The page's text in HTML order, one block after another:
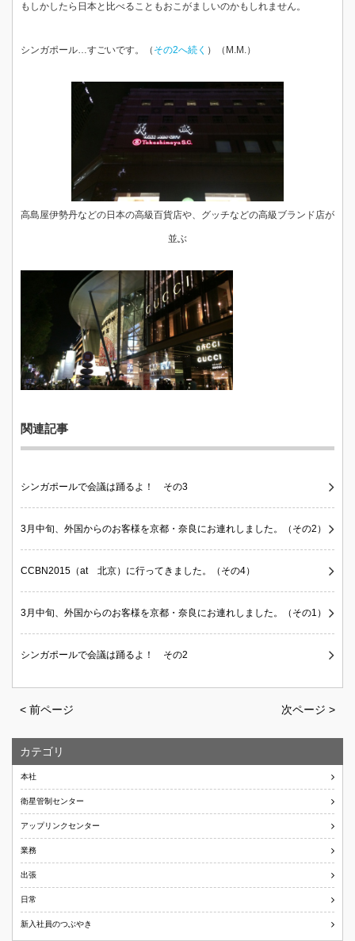
もしかしたら日本と比べることもおこがましいのかもしれません。
シンガポール…すごいです。（ その2へ続く ）（M.M.）
高島屋伊勢丹などの日本の高級百貨店や、グッチなどの高級ブランド店が
並ぶ
関連記事
シンガポールで会議は踊るよ！ その3
3月中旬、外国からのお客様を京都・奈良にお連れしました。（その2）
CCBN2015（at 北京）に行ってきました。（その4）
3月中旬、外国からのお客様を京都・奈良にお連れしました。（その1）
シンガポールで会議は踊るよ！ その2
< 前ページ 次ページ >
カテゴリ
本社
衛星管制センター
アップリンクセンター
業務
出張
日常
新入社員のつぶやき